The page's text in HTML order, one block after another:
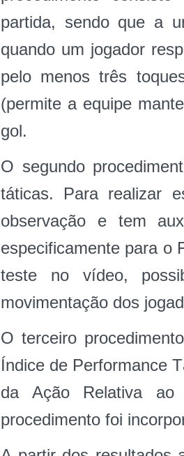
partida, sendo que a
quando um jogador
pelo menos três
(permite a equipe
gol.
O segundo
táticas. Para realizar
observação e tem
especificamente para o
teste no vídeo,
movimentação dos
O terceiro
Índice de Performance
da Ação Relativa
procedimento foi